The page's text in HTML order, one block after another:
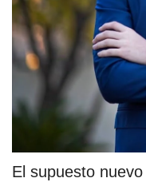
El supuesto